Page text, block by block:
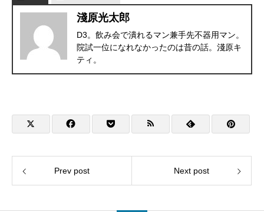
淺原光太郎
D3。飲み会で潰れるマン兼手先不器用マン。
院試一位になれなかったのは昔の話。淺原キ
ティ。
Prev post Next post